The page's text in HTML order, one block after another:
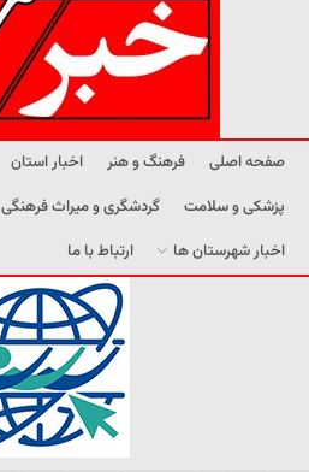
صفحه اصلی فرهنگ و هنر اخبار استان
پزشکی و سلامت
گردشگری و میراث فرهنگی
اخبار شهرستان ها
ارتباط با ما